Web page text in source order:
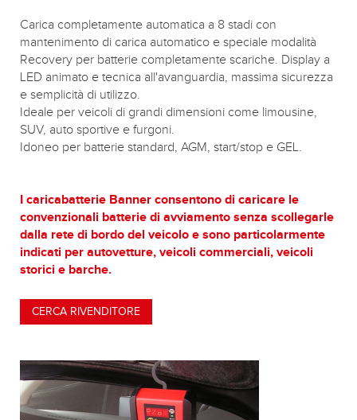
Carica completamente automatica a 8 stadi con
mantenimento di carica automatico e speciale modalità
Recovery per batterie completamente scariche. Display a
LED animato e tecnica all'avanguardia, massima sicurezza
e semplicità di utilizzo.
Ideale per veicoli di grandi dimensioni come limousine,
SUV, auto sportive e furgoni.
Idoneo per batterie standard, AGM, start/stop e GEL.
I caricabatterie Banner consentono di caricare le
convenzionali batterie di avviamento senza scollegarle
dalla rete di bordo del veicolo e sono particolarmente
indicati per autovetture, veicoli commerciali, veicoli
storici e barche.
CERCA RIVENDITORE